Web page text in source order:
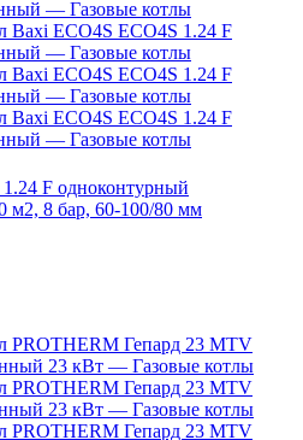
F одноконтурный
м2, 8 бар, 60-100/80 мм